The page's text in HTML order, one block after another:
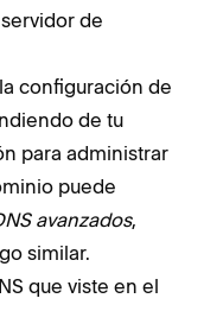
de
configuración de
de tu
para administrar
puede
avanzados,
similar.
que viste en el